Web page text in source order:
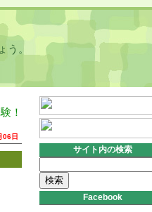
う。
！
06日
サイト内の検索
索:
Facebook